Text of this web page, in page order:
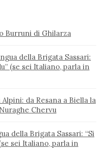
Burruni di Ghilarza
della Brigata Sassari:
(se sei Italiano, parla in
da Resana a Biella la
Chervu
della Brigata Sassari: “Si
sei Italiano, parla in